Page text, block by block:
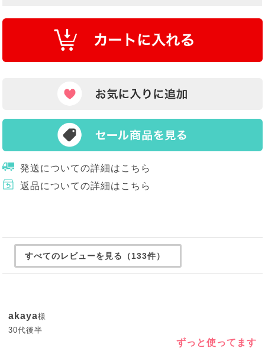
発送についての詳細はこちら
返品についての詳細はこちら
すべてのレビューを見る（133件）
akaya様
30代後半
ずっと使ってます